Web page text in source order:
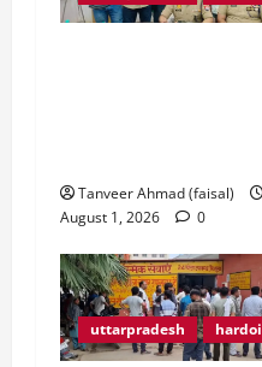
Tanveer Ahmad (faisal)
August 1, 2026
0
uttarpradesh hardoi